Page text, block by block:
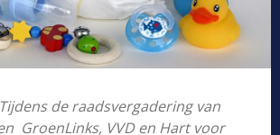
Tijdens de raadsvergadering van
GroenLinks, VVD en Hart voor